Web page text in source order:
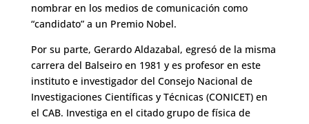
nombrar en los medios de comunicación como
“candidato” a un Premio Nobel.
Por su parte, Gerardo Aldazabal, egresó de la misma
carrera del Balseiro en 1981 y es profesor en este
instituto e investigador del Consejo Nacional de
Investigaciones Científicas y Técnicas (CONICET) en
el CAB. Investiga en el citado grupo de física de